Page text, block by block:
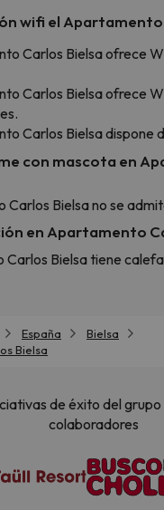
wifi el Apartamento
Carlos Bielsa ofrece
Carlos Bielsa ofrece
Carlos Bielsa dispone
con mascota en
Carlos Bielsa no se
en Apartamento
Bielsa tiene
España
Bielsa
Bielsa
de éxito del grupo
colaboradores